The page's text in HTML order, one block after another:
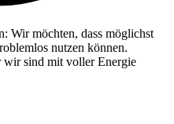
Wir möchten, dass möglichst
nutzen können.
sind mit voller Energie